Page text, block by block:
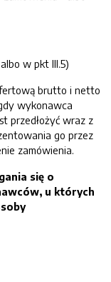
w pkt III.5)
brutto i netto
wykonawca
przedłożyć wraz z
go przez
zamówienia.
się o
u których